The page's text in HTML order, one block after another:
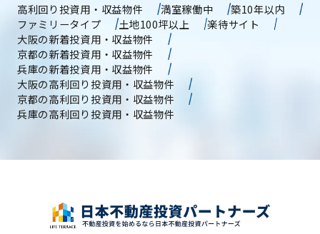
高利回り投資用・収益物件
満室稼働中
築10年以内
ファミリータイプ
土地100坪以上
楽待サイト
大阪の新着投資用・収益物件
京都の新着投資用・収益物件
兵庫の新着投資用・収益物件
大阪の高利回り投資用・収益物件
京都の高利回り投資用・収益物件
兵庫の高利回り投資用・収益物件